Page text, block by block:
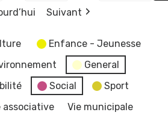
Suivant
Enfance - Jeunesse
General
Social
Sport
associative
Vie municipale